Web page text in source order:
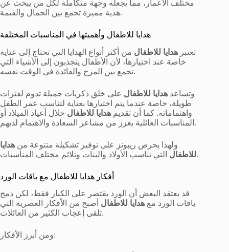
مختلف الأعمار، مما يجعله وجهة متكاملة لكل من يبحث عن
هدية مميزة تجمع بين الجمال والقيمة.
هدايا للاطفال وأهميتها في المناسبات المختلفة
تعتبر هدايا للاطفال من أكثر أنواع الهدايا التي تحتاج إلى عناية
خاصة عند اختيارها، لأن الأطفال ينجذبون إلى الأشياء التي
تجمع بين المرح والفائدة في الوقت نفسه.
وتساعد هدايا للاطفال على خلق ذكريات جميلة تدوم لفترات
طويلة، خاصة عندما يتم اختيارها بعناية لتناسب عمر الطفل
واهتماماته. كما أن تقديم هدايا للاطفال خلال أعياد الميلاد أو
المناسبات العائلية يعزز من مشاعر السعادة والاهتمام لديهم.
ولهذا يحرص ريبونز على توفير تشكيلة متنوعة من هدايا
للاطفالالتي تناسب الأولاد والبنات وتلائم مختلف المناسبات.
أفكار هدايا للاطفال مع باقات الورد
قد يعتقد البعض أن الورد يقتصر على الكبار فقط، لكن دمج
باقات الورد مع هدايا للاطفال أصبح من الأفكار العصرية التي
تلقى إعجاب الكثير من العائلات.
ومن أبرز الأفكار: